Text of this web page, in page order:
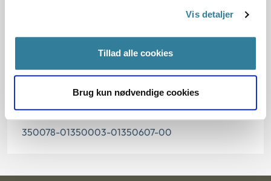
Vis detaljer
Tillad alle cookies
Brug kun nødvendige cookies
Denne principafgørelse er kasseret den 9. august
§ 112 § 84 § 97 § 5 § 98 § 1 § 19 § 113
350078-01350003-01350607-00